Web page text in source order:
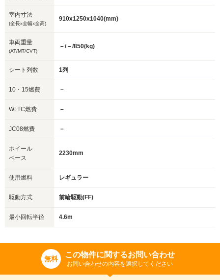
室内寸法
(全長x全幅x全高)
910x1250x1040(mm)
車両重量
(AT/MT/CVT)
－/－/850(kg)
シート列数 1列
10・15燃費 －
WLTC燃費 －
JC08燃費 －
ホイール
ベース
2230mm
使用燃料 レギュラー
駆動方式 前輪駆動(FF)
最小回転半径 4.6m
無料 この物件に関するお問い合わせ
お問い合わせの内容を選択してください